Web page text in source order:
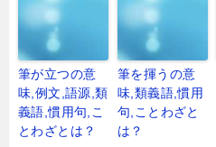
筆が立つの意
味,例文,語源,類
義語,慣用句,こ
とわざとは？
筆を揮うの意
味,類義語,慣用
句,ことわざと
は？